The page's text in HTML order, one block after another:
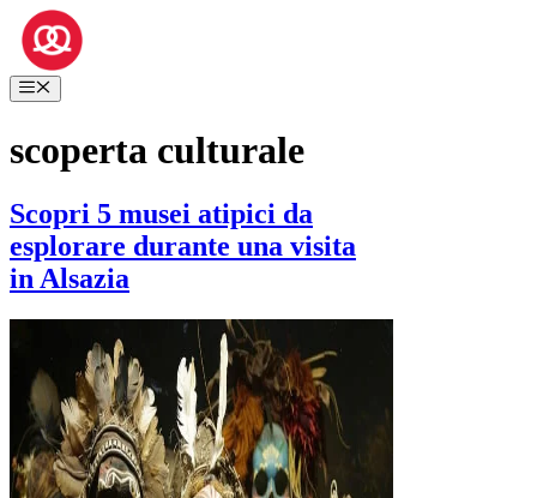
Vai
contenuto
Menu
scoperta culturale
Scopri 5 musei atipici da
esplorare durante una visita
in Alsazia